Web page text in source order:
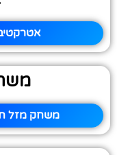
משחק מזל